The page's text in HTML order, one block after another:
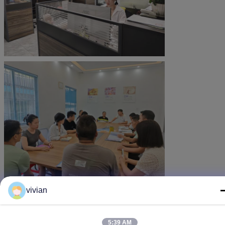
vivian
5:39 AM